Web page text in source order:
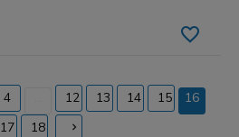
4 12 13 14 15
16
(current)
17 18